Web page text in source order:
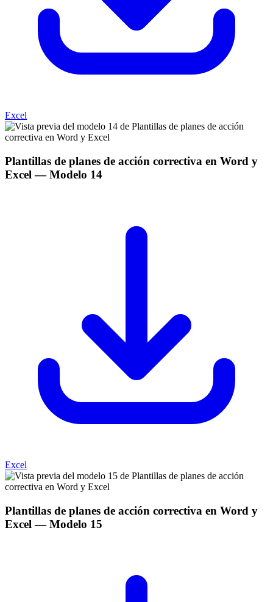
Excel
Plantillas de planes de acción correctiva en Word y
Excel — Modelo 14
Excel
Plantillas de planes de acción correctiva en Word y
Excel — Modelo 15